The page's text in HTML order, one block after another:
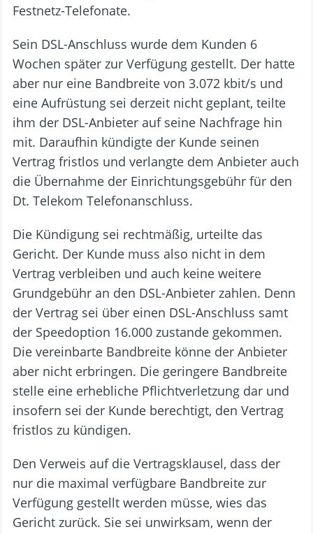
Festnetz-Telefonate.
Sein DSL-Anschluss wurde dem Kunden 6
Wochen später zur Verfügung gestellt. Der hatte
aber nur eine Bandbreite von 3.072 kbit/s und
eine Aufrüstung sei derzeit nicht geplant, teilte
ihm der DSL-Anbieter auf seine Nachfrage hin
mit. Daraufhin kündigte der Kunde seinen
Vertrag fristlos und verlangte dem Anbieter auch
die Übernahme der Einrichtungsgebühr für den
Dt. Telekom Telefonanschluss.
Die Kündigung sei rechtmäßig, urteilte das
Gericht. Der Kunde muss also nicht in dem
Vertrag verbleiben und auch keine weitere
Grundgebühr an den DSL-Anbieter zahlen. Denn
der Vertrag sei über einen DSL-Anschluss samt
der Speedoption 16.000 zustande gekommen.
Die vereinbarte Bandbreite könne der Anbieter
aber nicht erbringen. Die geringere Bandbreite
stelle eine erhebliche Pflichtverletzung dar und
insofern sei der Kunde berechtigt, den Vertrag
fristlos zu kündigen.
Den Verweis auf die Vertragsklausel, dass der
nur die maximal verfügbare Bandbreite zur
Verfügung gestellt werden müsse, wies das
Gericht zurück. Sie sei unwirksam, wenn der